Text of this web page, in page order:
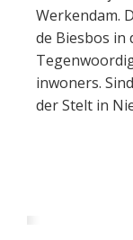
Werkendam.
de Biesbos in
inwoners.
der Stelt in